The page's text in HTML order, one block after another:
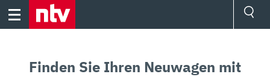
Skip
Finden Sie Ihren Neuwagen mit